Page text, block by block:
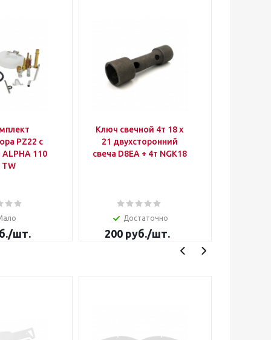
PZ22 с
110
TW
/шт.
Ключ свечной 4т 18 х
21 двухсторонний
свеча D8EA + 4т NGK18
Достаточно
200 руб./шт.